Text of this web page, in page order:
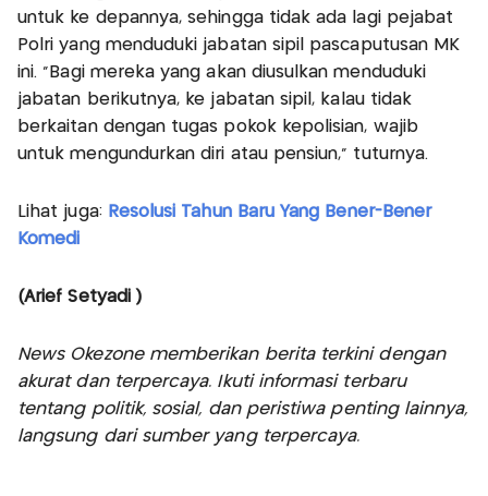
untuk ke depannya, sehingga tidak ada lagi pejabat
Polri yang menduduki jabatan sipil pascaputusan MK
ini. "Bagi mereka yang akan diusulkan menduduki
jabatan berikutnya, ke jabatan sipil, kalau tidak
berkaitan dengan tugas pokok kepolisian, wajib
untuk mengundurkan diri atau pensiun," tuturnya.
Lihat juga: Resolusi Tahun Baru Yang Bener-Bener
Komedi
(Arief Setyadi )
News Okezone memberikan berita terkini dengan
akurat dan terpercaya. Ikuti informasi terbaru
tentang politik, sosial, dan peristiwa penting lainnya,
langsung dari sumber yang terpercaya.